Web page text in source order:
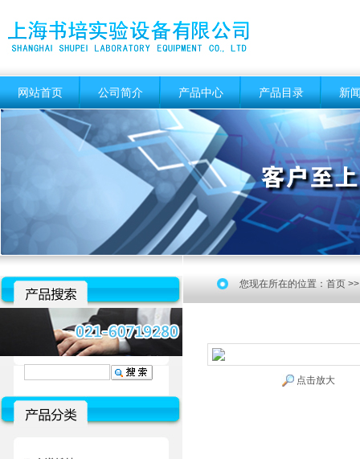
网站首页 公司简介 产品中心 产品目录 新
您现在所在的位置： 首页
点击放大